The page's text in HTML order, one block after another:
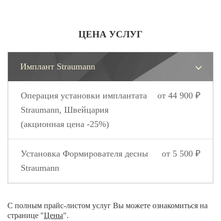
ЦЕНА УСЛУГ
Имплант Straumann
Операция установки имплантата
Straumann, Швейцария
(акционная цена -25%)
от 44 900 ₽
Установка Формирователя десны
Straumann
от 5 500 ₽
С полным прайс-листом услуг Вы можете ознакомиться на
странице "Цены".